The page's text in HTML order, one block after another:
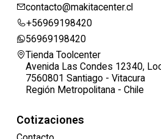
contacto@makitacenter.cl
+56969198420
56969198420
Tienda Toolcenter
Avenida Las Condes 12340,
7560801 Santiago - Vitacura
Región Metropolitana - Chile
Cotizaciones